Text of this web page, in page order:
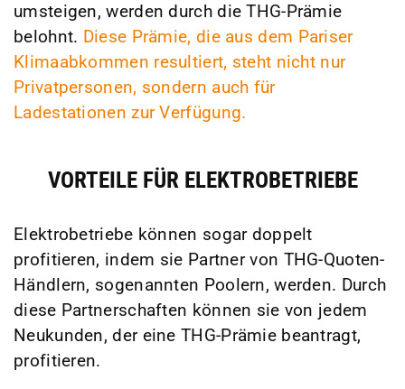
umsteigen, werden durch die THG-Prämie
belohnt. Diese Prämie, die aus dem Pariser
Klimaabkommen resultiert, steht nicht nur
Privatpersonen, sondern auch für
Ladestationen zur Verfügung.
VORTEILE FÜR ELEKTROBETRIEBE
Elektrobetriebe können sogar doppelt
profitieren, indem sie Partner von THG-Quoten-
Händlern, sogenannten Poolern, werden. Durch
diese Partnerschaften können sie von jedem
Neukunden, der eine THG-Prämie beantragt,
profitieren.